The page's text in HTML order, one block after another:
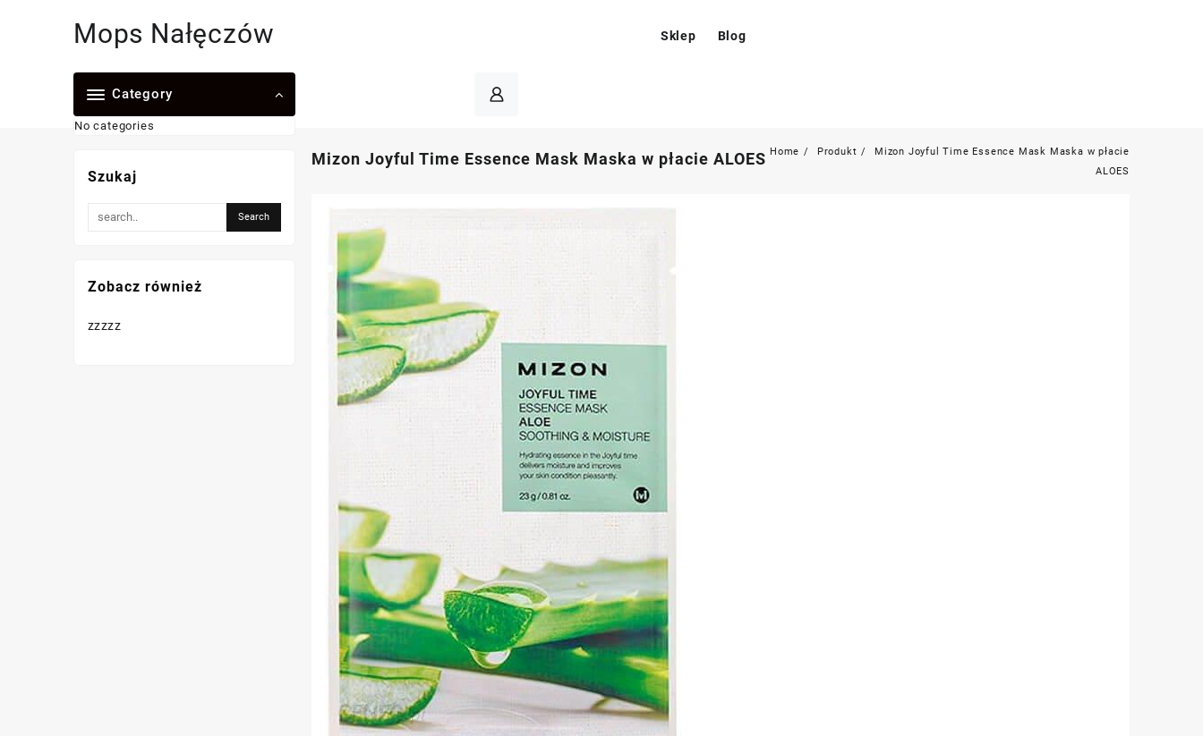
Mops Nałęczów Sklep Blog
Category
No categories
Mizon Joyful Time Essence Mask Maska w płacie ALOES Home Produkt
Mizon Joyful Time Essence Mask Maska w płacie
ALOES
Szukaj
Zobacz również
zzzzz